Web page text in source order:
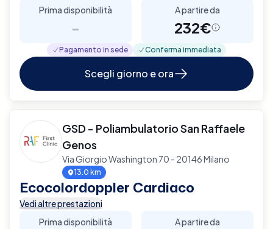
Prima disponibilità
-
A partire da
232€
Pagamento in sede Conferma immediata
Scegli giorno e ora
GSD - Poliambulatorio San Raffaele
Genos
Via Giorgio Washington 70 - 20146 Milano
13.0 km
Ecocolordoppler Cardiaco
Vedi altre prestazioni
Prima disponibilità
A partire da